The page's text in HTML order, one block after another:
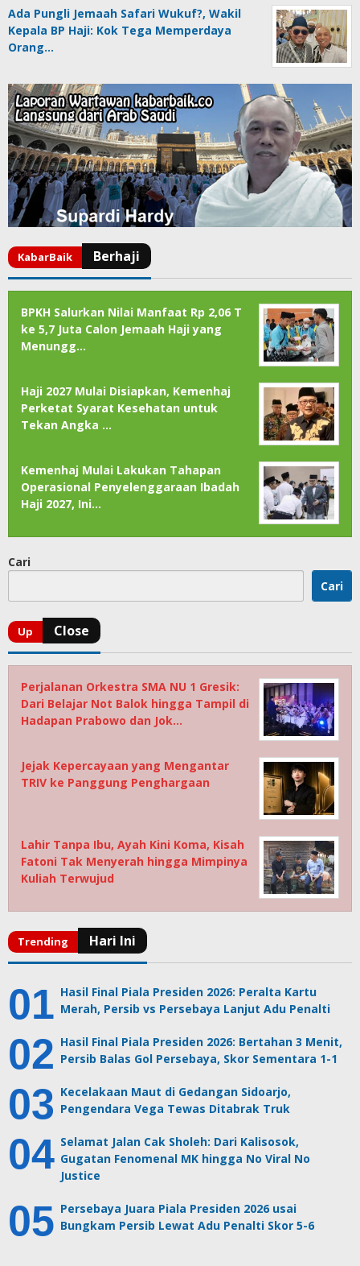
Ada Pungli Jemaah Safari Wukuf?, Wakil
Kepala BP Haji: Kok Tega Memperdaya
Orang…
BPKH Salurkan Nilai Manfaat Rp 2,06 T
ke 5,7 Juta Calon Jemaah Haji yang
Menungg…
Haji 2027 Mulai Disiapkan, Kemenhaj
Perketat Syarat Kesehatan untuk
Tekan Angka …
Kemenhaj Mulai Lakukan Tahapan
Operasional Penyelenggaraan Ibadah
Haji 2027, Ini…
Cari
Cari
Perjalanan Orkestra SMA NU 1 Gresik:
Dari Belajar Not Balok hingga Tampil di
Hadapan Prabowo dan Jok…
Jejak Kepercayaan yang Mengantar
TRIV ke Panggung Penghargaan
Lahir Tanpa Ibu, Ayah Kini Koma, Kisah
Fatoni Tak Menyerah hingga Mimpinya
Kuliah Terwujud
Hasil Final Piala Presiden 2026: Peralta Kartu
Merah, Persib vs Persebaya Lanjut Adu Penalti
Hasil Final Piala Presiden 2026: Bertahan 3 Menit,
Persib Balas Gol Persebaya, Skor Sementara 1-1
Kecelakaan Maut di Gedangan Sidoarjo,
Pengendara Vega Tewas Ditabrak Truk
Selamat Jalan Cak Sholeh: Dari Kalisosok,
Gugatan Fenomenal MK hingga No Viral No
Justice
Persebaya Juara Piala Presiden 2026 usai
Bungkam Persib Lewat Adu Penalti Skor 5-6